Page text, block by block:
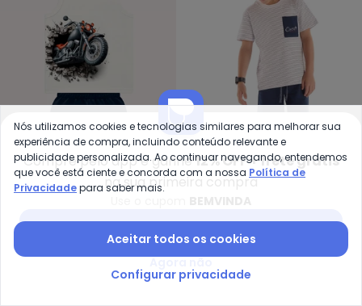
Kyly - Conjunto Infantil Menino
em Algodão (Off White)
KYLY
R$ 104,90
Bermuda (Branco)
QUIMBY
A partir de
-59%
Compre pelo app e ganhe12% OFF + frete grátis
na sua primeira compra
Nós utilizamos cookies e tecnologias similares para melhorar sua
experiência de compra, incluindo conteúdo relevante e
publicidade personalizada. Ao continuar navegando, entendemos
que você está ciente e concorda com a nossa Política de
Privacidadepara saber mais.
Aceitar todos os cookies
Configurar privacidade